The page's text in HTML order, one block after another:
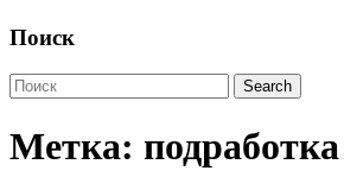
Поиск
Метка: подработка